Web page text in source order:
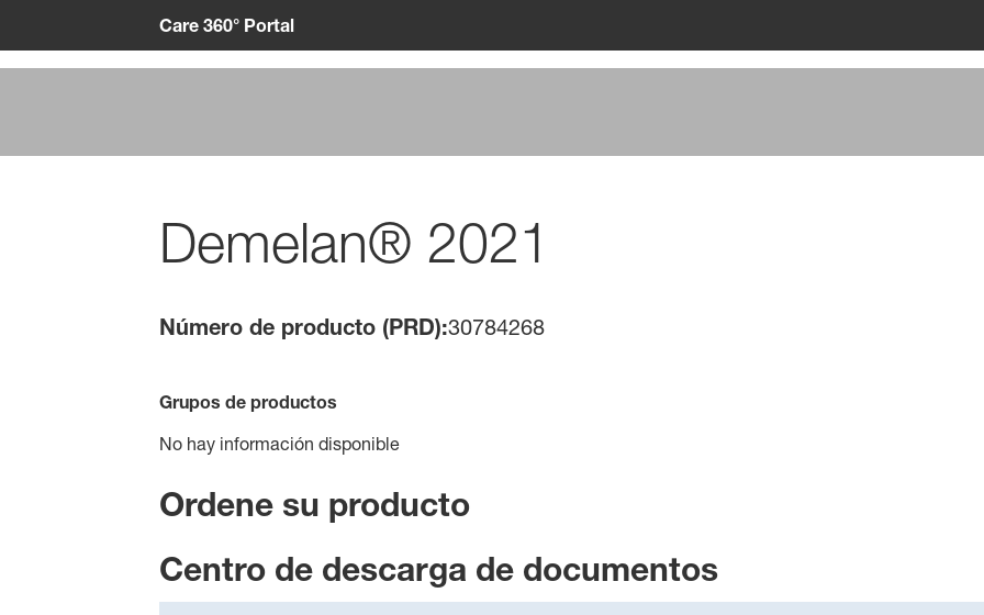
Care 360° Portal
Demelan® 2021
Número de producto (PRD):30784268
Grupos de productos
No hay información disponible
Ordene su producto
Centro de descarga de documentos